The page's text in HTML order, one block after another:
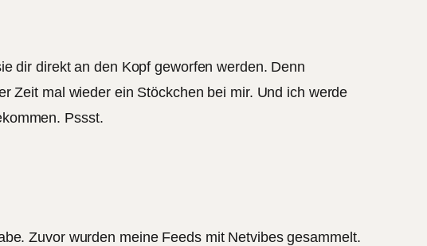
dir direkt an den Kopf geworfen werden. Denn
Zeit mal wieder ein Stöckchen bei mir. Und ich werde
Pssst.
Zuvor wurden meine Feeds mit Netvibes gesammelt.